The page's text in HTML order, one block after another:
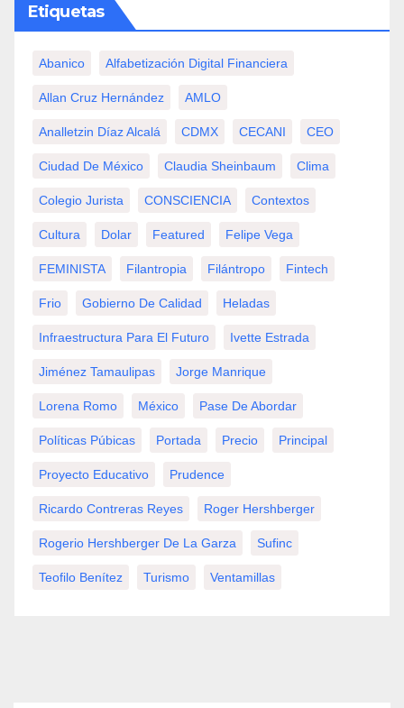
Etiquetas
Abanico Alfabetización Digital Financiera
Allan Cruz Hernández AMLO
Analletzin Díaz Alcalá CDMX CECANI CEO
Ciudad De México Claudia Sheinbaum Clima
Colegio Jurista CONSCIENCIA Contextos
Cultura Dolar Featured Felipe Vega
FEMINISTA Filantropia Filántropo Fintech
Frio Gobierno De Calidad Heladas
Infraestructura Para El Futuro Ivette Estrada
Jiménez Tamaulipas Jorge Manrique
Lorena Romo México Pase De Abordar
Políticas Púbicas Portada Precio Principal
Proyecto Educativo Prudence
Ricardo Contreras Reyes Roger Hershberger
Rogerio Hershberger De La Garza Sufinc
Teofilo Benítez Turismo Ventamillas